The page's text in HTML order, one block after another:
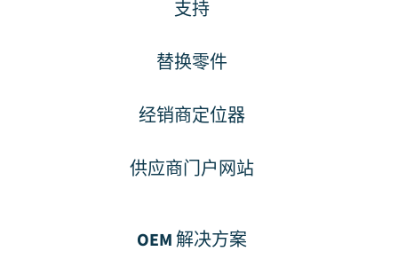
支持
替换零件
经销商定位器
供应商门户网站
OEM 解决方案